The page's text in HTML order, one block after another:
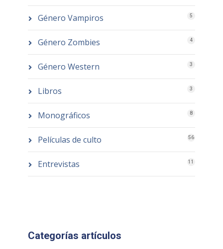
Género Vampiros 5
Género Zombies 4
Género Western 3
Libros 3
Monográficos 8
Películas de culto 56
Entrevistas 11
Categorías artículos